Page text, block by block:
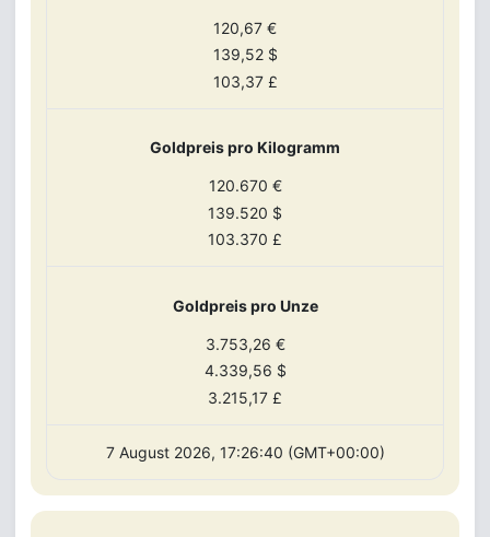
120,67 €
139,52 $
103,37 £
Goldpreis pro Kilogramm
120.670 €
139.520 $
103.370 £
Goldpreis pro Unze
3.753,26 €
4.339,56 $
3.215,17 £
7 August 2026, 17:26:40 (GMT+00:00)